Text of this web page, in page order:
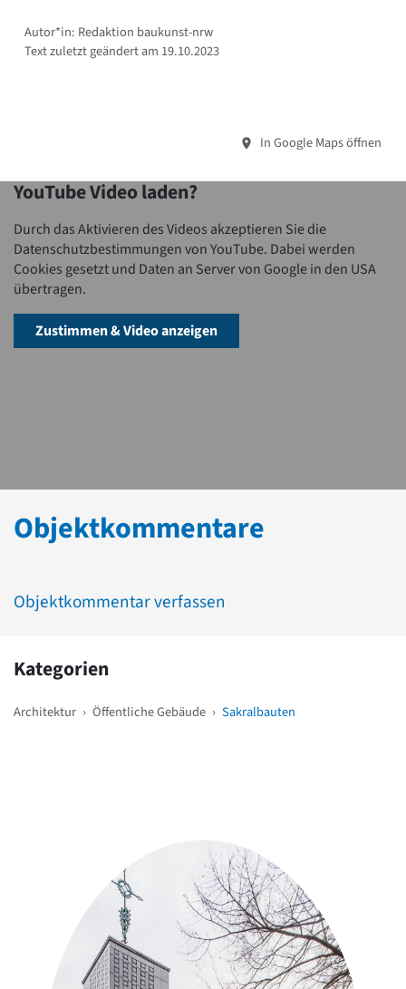
Autor*in: Redaktion baukunst-nrw
Text zuletzt geändert am 19.10.2023
In Google Maps öffnen
YouTube Video laden?
Durch das Aktivieren des Videos akzeptieren Sie die
Datenschutzbestimmungen von YouTube. Dabei werden
Cookies gesetzt und Daten an Server von Google in den USA
übertragen.
Zustimmen & Video anzeigen
Objektkommentare
Objektkommentar verfassen
Kategorien
Architektur › Öffentliche Gebäude › Sakralbauten